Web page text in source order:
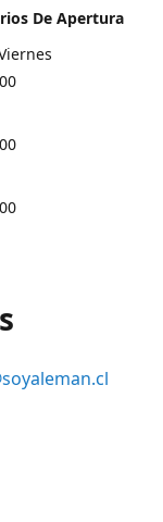
De Apertura